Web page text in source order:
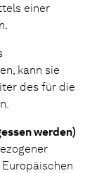
einer
kann sie
des für die
werden)